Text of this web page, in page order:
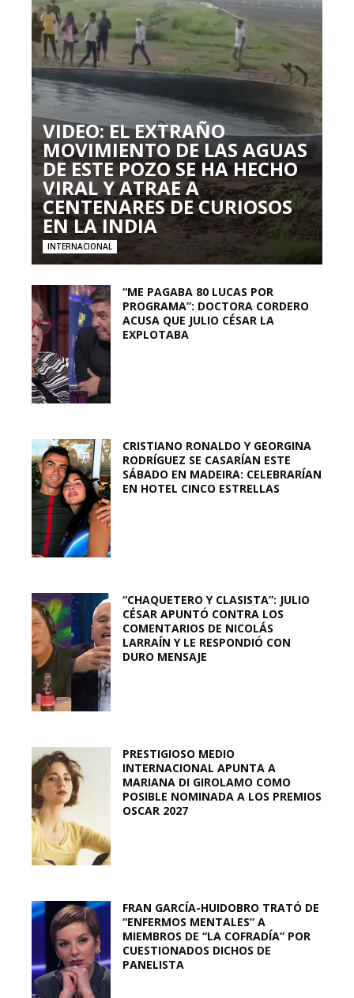
VIDEO: EL EXTRAÑO
MOVIMIENTO DE LAS AGUAS
DE ESTE POZO SE HA HECHO
VIRAL Y ATRAE A
CENTENARES DE CURIOSOS
EN LA INDIA
INTERNACIONAL
“ME PAGABA 80 LUCAS POR
PROGRAMA”: DOCTORA CORDERO
ACUSA QUE JULIO CÉSAR LA
EXPLOTABA
CRISTIANO RONALDO Y GEORGINA
RODRÍGUEZ SE CASARÍAN ESTE
SÁBADO EN MADEIRA: CELEBRARÍAN
EN HOTEL CINCO ESTRELLAS
“CHAQUETERO Y CLASISTA”: JULIO
CÉSAR APUNTÓ CONTRA LOS
COMENTARIOS DE NICOLÁS
LARRAÍN Y LE RESPONDIÓ CON
DURO MENSAJE
PRESTIGIOSO MEDIO
INTERNACIONAL APUNTA A
MARIANA DI GIROLAMO COMO
POSIBLE NOMINADA A LOS PREMIOS
OSCAR 2027
FRAN GARCÍA-HUIDOBRO TRATÓ DE
“ENFERMOS MENTALES” A
MIEMBROS DE “LA COFRADÍA” POR
CUESTIONADOS DICHOS DE
PANELISTA